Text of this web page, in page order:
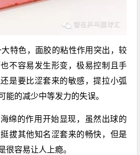
特色，面胶的粘性作用突出，较
不容易发生形变，极易控制且手
是要比涩套来的敏感，提拉小弧
能的减少中等发力的失误。
绵的作用开始显现，虽然出球的
拔其他知名涩套来的畅快，但是
很容易让人上瘾。